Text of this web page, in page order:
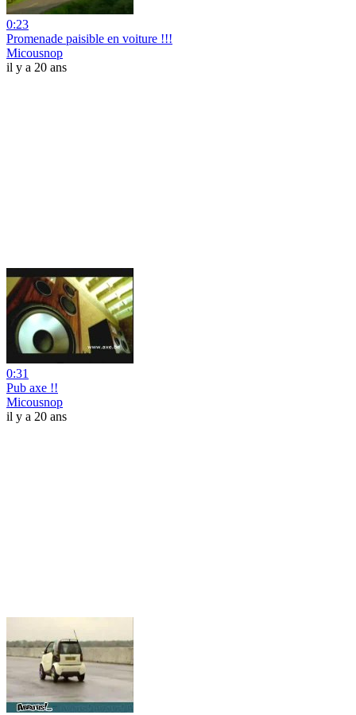
0:23
Promenade paisible en voiture !!!
Micousnop
il y a 20 ans
0:31
Pub axe !!
Micousnop
il y a 20 ans